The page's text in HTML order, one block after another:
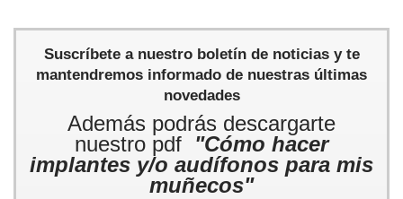
Suscríbete a nuestro boletín de noticias y te
mantendremos informado de nuestras últimas
novedades
Además podrás descargarte
nuestro pdf "Cómo hacer
implantes y/o audífonos para mis
muñecos"